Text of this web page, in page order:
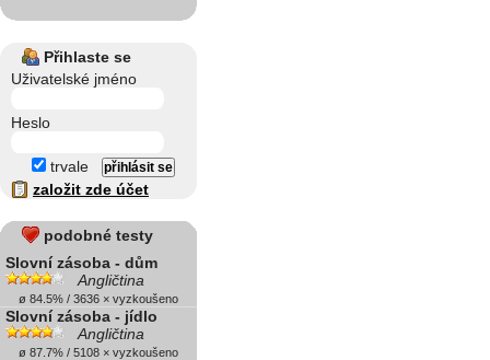
Přihlaste se
Uživatelské jméno
Heslo
trvale
založit zde účet
podobné testy
Slovní zásoba - dům
Angličtina
ø 84.5% / 3636 × vyzkoušeno
Slovní zásoba - jídlo
Angličtina
ø 87.7% / 5108 × vyzkoušeno